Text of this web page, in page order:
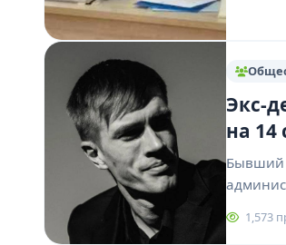
Экс-
на 14
Бывший
1,573